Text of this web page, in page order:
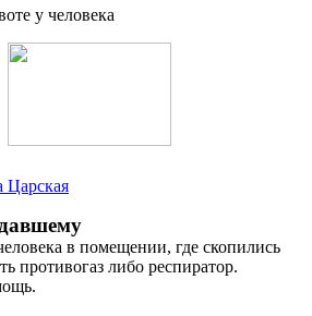
Царская
в помещении, где скопились
противогаз либо респиратор.